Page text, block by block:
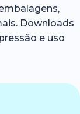
Downloads
e uso